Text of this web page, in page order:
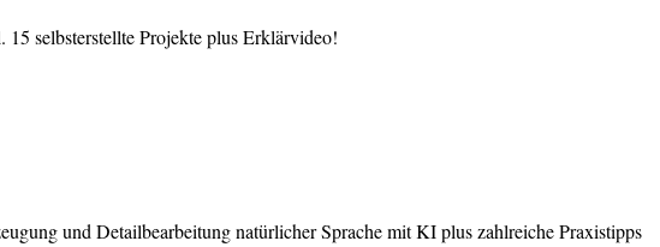
selbsterstellte Projekte plus Erklärvideo!
und Detailbearbeitung natürlicher Sprache mit KI plus zahlreiche Praxistipps